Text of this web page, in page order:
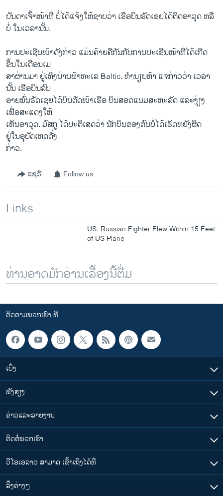
ບັນດາ​ເຈົ້າ​ໜ້າ​ທີ່ ບໍ່​ໄດ້​ແຈ້ງ​ໃຫ້​ຊາບ​ວ່າ ​ເຮືອບິນຣັດ​ເຊຍ​ໄດ້​ຕິດ​ອາວຸດ​ ຫລື​
ບໍ່ ໃນ​ເວລາ​ນັ້ນ.
ການປະ​ເຊີນ​ໜ້າດັ່ງກ່າວ ​ແມ່ນຄ້າຍຄື​ກັນ​ກັບ​ການ​ປະ​ເຊີນ​ໜ້າ​ທີ່​ໄດ້​ເກີດ​
ຂຶ້ນ​ໃນ​ເດືອນ​ເມ
ສາຜ່ານ​ມາ ຢູ່ເທິງນ່ານ​ຟ້າ​ທະ​ເລ Baltic. ທຳນຽບຫ້າ​ ແຈ​ກ່າວ​ວ່າ ​ເວລາ​
ນັ້ນ ​ເຮືອບິນ​ລົບ
ອາຍ​ພົ່ນຣັດ​ເຊຍໄດ້​ບິນ​ຕັດ​ໜ້າ​ເຮືອ ບິນສອດ​ແນມ​ສະຫະລັດ ​ແລະ​ງ່ຽງ​
ເພື່ອ​ສະ​ແດງໃຫ້​
ເຫັນອາ​ວຸດ. ມົສກູ ​ໄດ້​ປະຕິ​ເສດວ່າ ນັກ​ບິນ​ຂອງ​ຕົນບໍ່​ໄດ້​ເຮັດ​ຫຍັງ​ຜິດ​
ຢູ່ໃນ​ອຸບັດ​ເຫດ​ດັ່ງ​
ກ່າວ.
ແຊຣ໌ Follow us
Links
US: Russian Fighter Flew Within 15 Feet
of US Plane
ທ່ານອາດມັກອ່ານເລື້ອງນີ້ຕື່ມ
ຕິດຕາມພວກເຮົາ ທີ່
ເບິ່ງ
ຟັງສຽງ
ຂ່າວແລະລາຍງານ
ຕິດຕໍ່ພວກເຮົາ
ວີໂອເອລາວ ສາມາດ ເຂົ້າເຖິງໄດ້ທີ່
​ລິ້ງ​ຕ່າງໆ